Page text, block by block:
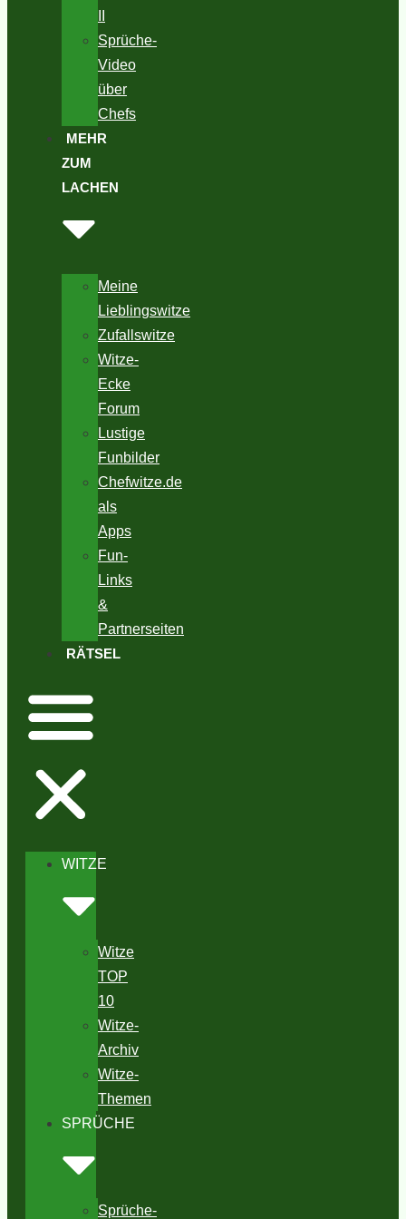
Sprüche-
Video
über
Chefs
MEHR
ZUM
LACHEN
Meine
Lieblingswitze
Zufallswitze
Witze-
Ecke
Forum
Lustige
Funbilder
Chefwitze.de
als
Apps
Fun-
Links
&
Partnerseiten
RÄTSEL
WITZE
Witze
TOP
10
Witze-
Archiv
Witze-
Themen
SPRÜCHE
Sprüche-